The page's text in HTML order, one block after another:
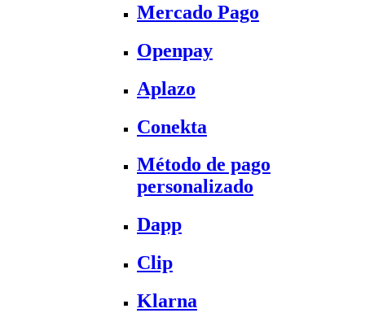
Mercado Pago
Openpay
Aplazo
Conekta
Método de pago
personalizado
Dapp
Clip
Klarna